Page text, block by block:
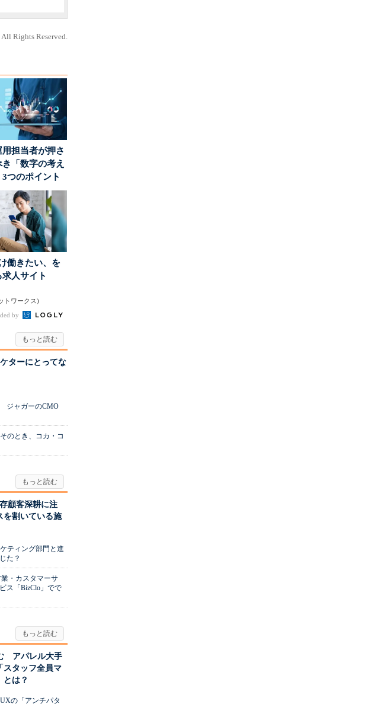
Rights Reserved.
用担当者が押さ
き「数字の考え
つのポイント
働きたい、を
求人サイト
トワークス)
by
ターにとってな
ジャガーのCMO
のとき、コカ・コ
顧客深耕に注
割いている施
ティング部門と進
た？
・カスタマーサ
ス「BizClo」でで
アパレル大手
スタッフ全員マ
とは？
の「アンチパタ